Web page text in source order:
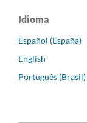
Idioma
Español (España)
English
Português (Brasil)